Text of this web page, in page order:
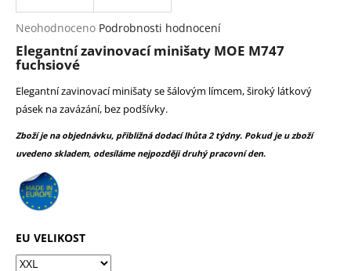
Průměrné
hodnocení
produktu
je
0,0
5
hvězdiček.
Neohodnoceno Podrobnosti hodnocení
Elegantní zavinovací minišaty MOE M747
fuchsiové
Elegantní zavinovací minišaty se šálovým límcem, široký látkový
pásek na zavázání, bez podšívky.
Zboží je na objednávku, přibližná dodací lhůta 2 týdny. Pokud je u zboží
uvedeno skladem, odesíláme nejpozději druhý pracovní den.
EU VELIKOST
o
p
o
r
č
u
j
e
e